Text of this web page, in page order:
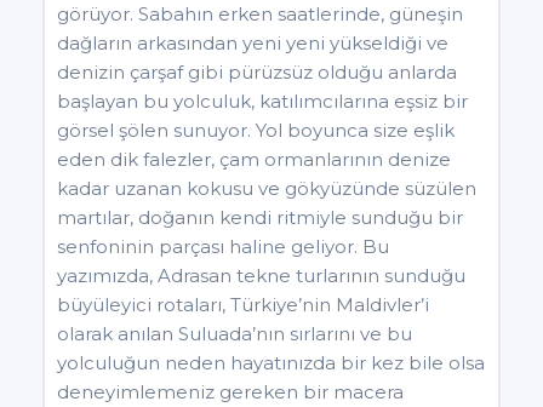
görüyor. Sabahın erken saatlerinde, güneşin
dağların arkasından yeni yeni yükseldiği ve
denizin çarşaf gibi pürüzsüz olduğu anlarda
başlayan bu yolculuk, katılımcılarına eşsiz bir
görsel şölen sunuyor. Yol boyunca size eşlik
eden dik falezler, çam ormanlarının denize
kadar uzanan kokusu ve gökyüzünde süzülen
martılar, doğanın kendi ritmiyle sunduğu bir
senfoninin parçası haline geliyor. Bu
yazımızda, Adrasan tekne turlarının sunduğu
büyüleyici rotaları, Türkiye’nin Maldivler’i
olarak anılan Suluada’nın sırlarını ve bu
yolculuğun neden hayatınızda bir kez bile olsa
deneyimlemeniz gereken bir macera